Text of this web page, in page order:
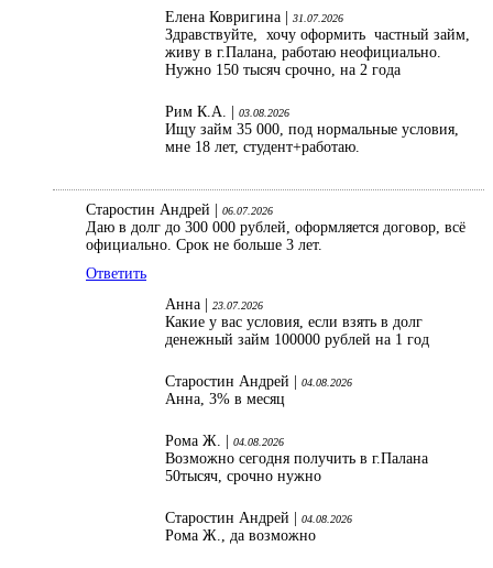
Елена Ковригина |
31.07.2026
Здравствуйте, хочу оформить частный займ,
живу в г.Палана, работаю неофициально.
Нужно 150 тысяч срочно, на 2 года
Рим К.А. | 03.08.2026
Ищу займ 35 000, под нормальные условия,
мне 18 лет, студент+работаю.
Старостин Андрей | 06.07.2026
Даю в долг до 300 000 рублей, оформляется договор, всё
официально. Срок не больше 3 лет.
Ответить
Анна |
23.07.2026
Какие у вас условия, если взять в долг
денежный займ 100000 рублей на 1 год
Старостин Андрей | 04.08.2026
Анна, 3% в месяц
Рома Ж. | 04.08.2026
Возможно сегодня получить в г.Палана
50тысяч, срочно нужно
Старостин Андрей | 04.08.2026
Рома Ж., да возможно